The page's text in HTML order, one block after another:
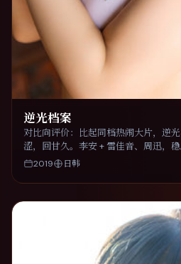
逆光档案
对比向评价：比起同档热闹大片，逆
涩，回甘久。李安 + 雷佳音、周迅，稳
2019 日韩